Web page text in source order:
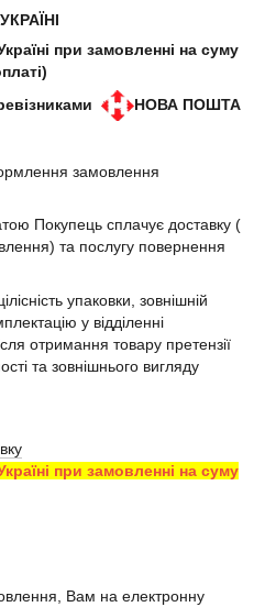
при замовленні на суму
НОВА ПОШТА
замовлення
Покупець сплачує доставку (
та послугу повернення
упаковки, зовнішній
у відділенні
отримання товару претензії
та зовнішнього вигляду
при замовленні на суму
Вам на електронну